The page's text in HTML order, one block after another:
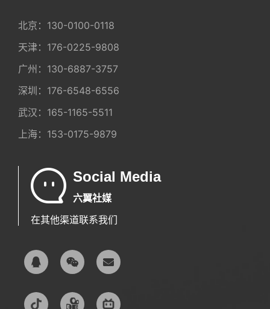
北京： 130-0100-0118
天津： 176-0225-9808
广州： 130-6887-3757
深圳： 176-6548-6556
武汉： 165-1165-5511
上海： 153-0175-9879
Social Media
六翼社媒
在其他渠道联系我们